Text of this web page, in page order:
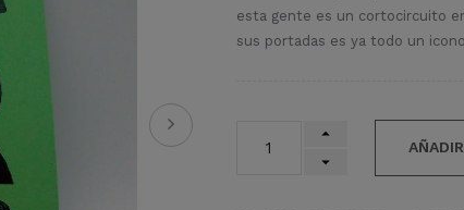
esta gente es un cortocircuito
sus portadas es ya todo un